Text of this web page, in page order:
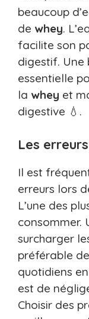
beaucoup
de whey.
facilite son
digestif. Une
essentielle
la whey et
digestive 💧.
Les
Il est
erreurs lors
L’une des
consommer.
surcharger
préférable
quotidiens en
est de
Choisir des